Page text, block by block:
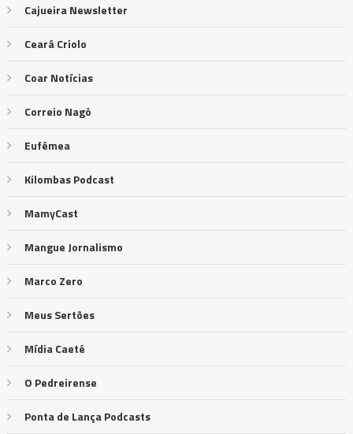
Cajueira Newsletter
Ceará Criolo
Coar Notícias
Correio Nagô
Eufêmea
Kilombas Podcast
MamyCast
Mangue Jornalismo
Marco Zero
Meus Sertões
Mídia Caeté
O Pedreirense
Ponta de Lança Podcasts